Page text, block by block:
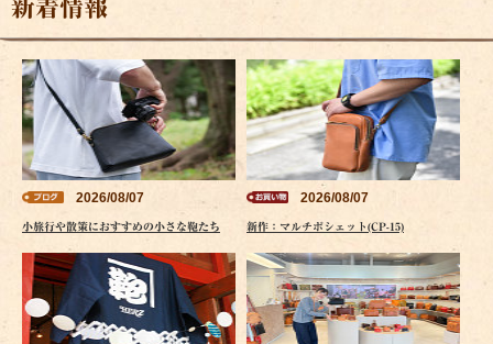
新着情報
2026/08/07
小旅行や散策におすすめの小さな鞄たち
2026/08/07
新作：マルチポシェット(CP-15)